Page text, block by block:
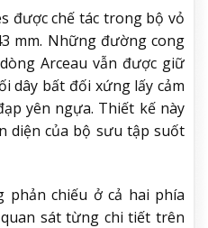
được chế tác trong bộ vỏ
mm. Những đường cong
Arceau vẫn được giữ
dây bất đối xứng lấy cảm
yên ngựa. Thiết kế này
diện của bộ sưu tập suốt
phản chiếu ở cả hai phía
sát từng chi tiết trên